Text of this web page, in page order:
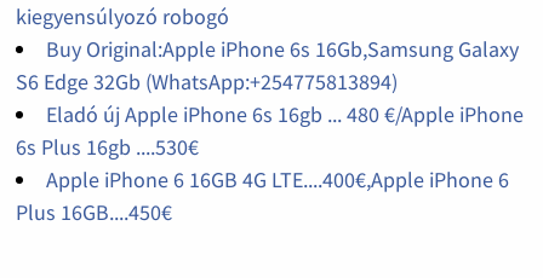
kiegyensúlyozó robogó
Buy Original:Apple iPhone 6s 16Gb,Samsung Galaxy
S6 Edge 32Gb (WhatsApp:+254775813894)
Eladó új Apple iPhone 6s 16gb ... 480 €/Apple iPhone
6s Plus 16gb ....530€
Apple iPhone 6 16GB 4G LTE....400€,Apple iPhone 6
Plus 16GB....450€